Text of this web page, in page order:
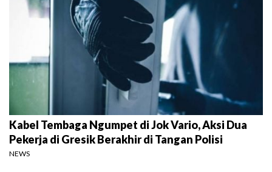
Kabel Tembaga Ngumpet di Jok Vario, Aksi Dua
Pekerja di Gresik Berakhir di Tangan Polisi
NEWS